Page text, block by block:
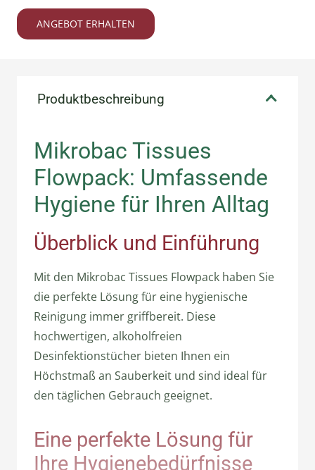
ANGEBOT ERHALTEN
Produktbeschreibung
Mikrobac Tissues
Flowpack: Umfassende
Hygiene für Ihren Alltag
Überblick und Einführung
Mit den Mikrobac Tissues Flowpack haben Sie
die perfekte Lösung für eine hygienische
Reinigung immer griffbereit. Diese
hochwertigen, alkoholfreien
Desinfektionstücher bieten Ihnen ein
Höchstmaß an Sauberkeit und sind ideal für
den täglichen Gebrauch geeignet.
Eine perfekte Lösung für
Ihre Hygienebedürfnisse